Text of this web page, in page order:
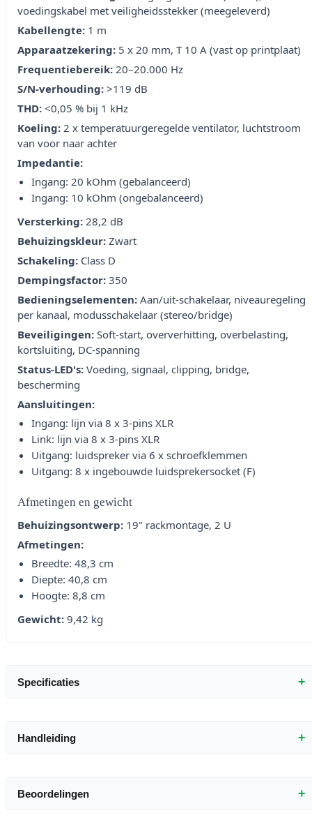
voedingskabel met veiligheidsstekker (meegeleverd)
Kabellengte: 1 m
Apparaatzekering: 5 x 20 mm, T 10 A (vast op printplaat)
Frequentiebereik: 20–20.000 Hz
S/N-verhouding: >119 dB
THD: <0,05 % bij 1 kHz
Koeling: 2 x temperatuurgeregelde ventilator, luchtstroom
van voor naar achter
Impedantie:
Ingang: 20 kOhm (gebalanceerd)
Ingang: 10 kOhm (ongebalanceerd)
Versterking: 28,2 dB
Behuizingskleur: Zwart
Schakeling: Class D
Dempingsfactor: 350
Bedieningselementen: Aan/uit-schakelaar, niveauregeling
per kanaal, modusschakelaar (stereo/bridge)
Beveiligingen: Soft-start, oververhitting, overbelasting,
kortsluiting, DC-spanning
Status-LED's: Voeding, signaal, clipping, bridge,
bescherming
Aansluitingen:
Ingang: lijn via 8 x 3-pins XLR
Link: lijn via 8 x 3-pins XLR
Uitgang: luidspreker via 6 x schroefklemmen
Uitgang: 8 x ingebouwde luidsprekersocket (F)
Afmetingen en gewicht
Behuizingsontwerp: 19" rackmontage, 2 U
Afmetingen:
Breedte: 48,3 cm
Diepte: 40,8 cm
Hoogte: 8,8 cm
Gewicht: 9,42 kg
Specificaties +
Handleiding +
Beoordelingen +